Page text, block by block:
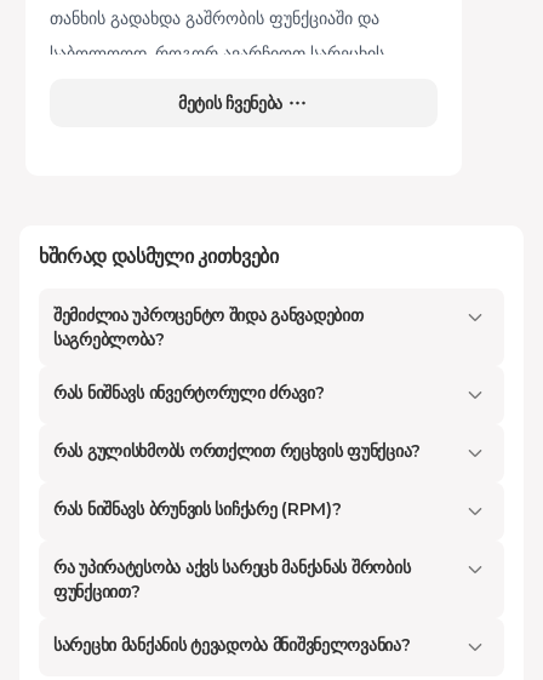
თანხის გადახდა გაშრობის ფუნქციაში და
საბოლოოდ, როგორ ავარჩიოთ სარეცხის
მანქანა ისე, რომ წლების განმავლობაში
გადაწყვეტილების მიღებაში.
Kontakt.ge-ზე ხელმისაწვდომია მსოფლიოში
მოწყობილობები, როგორც ბიუჯეტურ
კატეგორიაში, ასევე პრემიუმ კლასში,
წარმოუდგენელი ენერგოეფექტურობით
ტექნიკის შერჩევის პროცესი მაქსიმალურად
რომელიც ზუსტად მოერგება თქვენს
მეტის ჩვენება
ხშირად დასმული კითხვები
შემიძლია უპროცენტო შიდა განვადებით
საგრებლობა?
რას ნიშნავს ინვერტორული ძრავი?
რას გულისხმობს ორთქლით რეცხვის ფუნქცია?
რას ნიშნავს ბრუნვის სიჩქარე (RPM)?
რა უპირატესობა აქვს სარეცხ მანქანას შრობის
ფუნქციით?
სარეცხი მანქანის ტევადობა მნიშვნელოვანია?